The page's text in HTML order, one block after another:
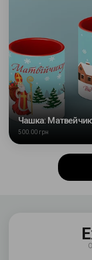
Чашка:
500.00 грн